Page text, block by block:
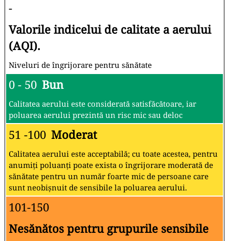
-
Valorile indicelui de calitate a aerului
(AQI).
Niveluri de îngrijorare pentru sănătate
0 - 50 Bun
Calitatea aerului este considerată satisfăcătoare, iar
poluarea aerului prezintă un risc mic sau deloc
51 -100 Moderat
Calitatea aerului este acceptabilă; cu toate acestea, pentru
anumiți poluanți poate exista o îngrijorare moderată de
sănătate pentru un număr foarte mic de persoane care
sunt neobișnuit de sensibile la poluarea aerului.
101-150
Nesănătos pentru grupurile sensibile